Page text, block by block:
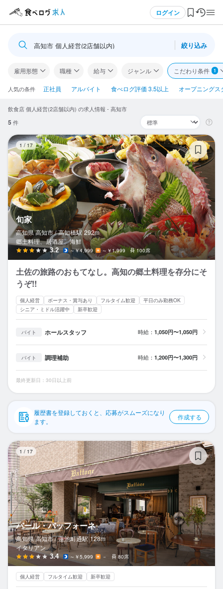
ログイン
ログイン・無料会員登録
食べログ求人TOP
求人検索
閲覧履歴
気になる求人
検索履歴・保存した条件
応募履歴
WEB履歴書
スカウト・メルマガ受信設定
ヘルプ・お問い合わせフォーム
掲載をご検討の店舗様へ
食べログ求人PRESS
プライバシーポリシー
利用規約
高知市 個人経営(2店舗以内) 絞り込み
雇用形態 職種 給与 ジャンル こだわり条件 1
人気の条件 正社員 アルバイト 食べログ評価 3.5以上 オープニングス
飲食店 個人経営(2店舗以内) の求人情報 - 高知市
5 件
1 / 17
旬家
高知県 高知市 / 高知橋駅 292m
郷土料理、居酒屋、海鮮
3.2 ～￥4,999 ～￥1,999 100席
土佐の旅路のおもてなし。高知の郷土料理を存分にそ
うぞ!!
個人経営 ボーナス・賞与あり フルタイム歓迎
平日のみ勤務OK
シニア・ミドル活躍中
新卒歓迎
バイト ホールスタッフ 時給： 1,050円〜1,050円
バイト 調理補助 時給： 1,200円〜1,300円
最終更新日：30日以上前
履歴書を登録しておくと、応募がスムーズになり
ます。
作成する
1 / 17
バール・バッフォーネ
高知県 高知市 / 蓮池町通駅 128m
イタリアン
3.4 ～￥5,999 － 80席
個人経営 フルタイム歓迎 新卒歓迎